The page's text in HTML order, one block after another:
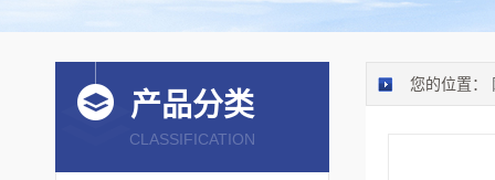
您的位置：
产品分类
CLASSIFICATION